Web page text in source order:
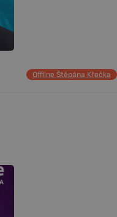
Offline Štěpána Křečka